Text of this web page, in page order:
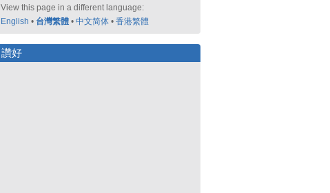
View this page in a different language:
English • 台灣繁體 • 中文简体 • 香港繁體
讚好